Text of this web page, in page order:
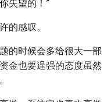
失望的！”
的感叹。
的时候会多给很大一部
金也要逞强的态度虽然